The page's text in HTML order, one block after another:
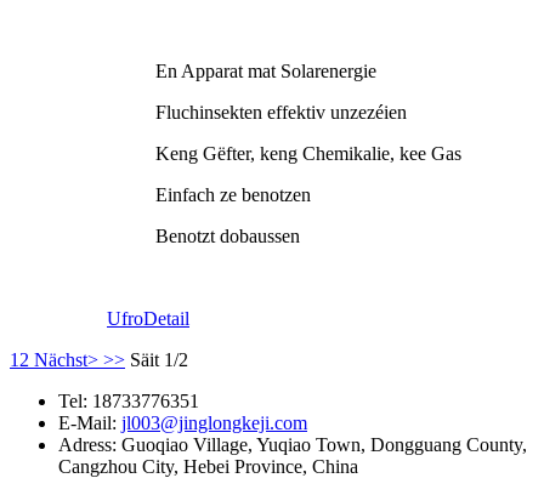
En Apparat mat Solarenergie
Fluchinsekten effektiv unzezéien
Keng Gëfter, keng Chemikalie, kee Gas
Einfach ze benotzen
Benotzt dobaussen
UfroDetail
1 2 Nächst> >> Säit 1/2
Tel: 18733776351
E-Mail: jl003@jinglongkeji.com
Adress: Guoqiao Village, Yuqiao Town, Dongguang County,
Cangzhou City, Hebei Province, China